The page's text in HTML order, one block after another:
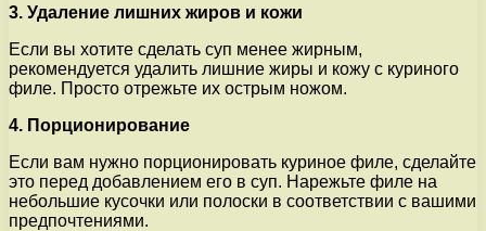
3. Удаление лишних жиров и кожи
Если вы хотите сделать суп менее жирным,
рекомендуется удалить лишние жиры и кожу с куриного
филе. Просто отрежьте их острым ножом.
4. Порционирование
Если вам нужно порционировать куриное филе, сделайте
это перед добавлением его в суп. Нарежьте филе на
небольшие кусочки или полоски в соответствии с вашими
предпочтениями.